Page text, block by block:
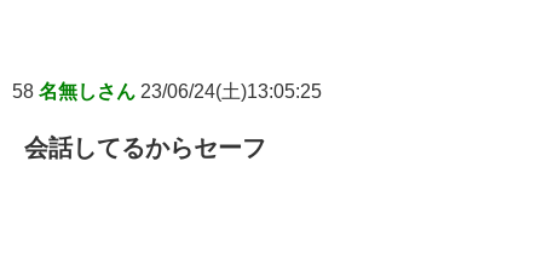
58 名無しさん 23/06/24(土)13:05:25
会話してるからセーフ